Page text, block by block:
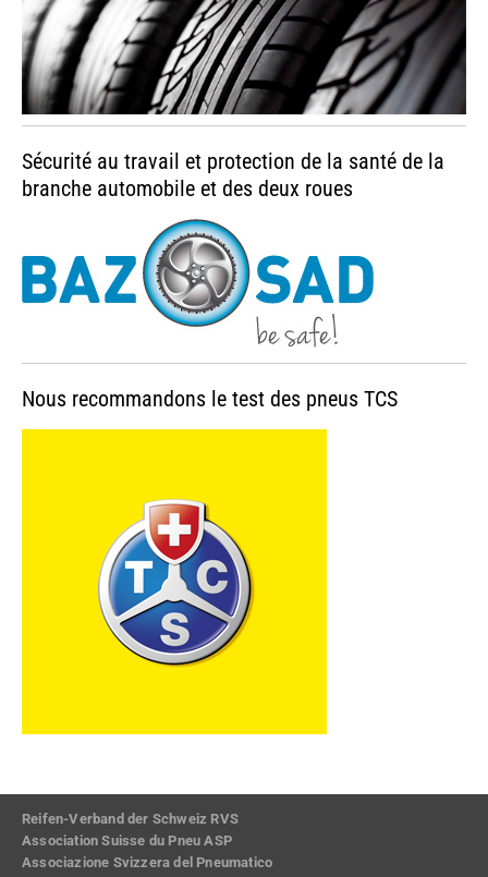
Sécurité au travail et protection de la santé de la
branche automobile et des deux roues
Nous recommandons le test des pneus TCS
Reifen-Verband der Schweiz RVS
Association Suisse du Pneu ASP
Associazione Svizzera del Pneumatico